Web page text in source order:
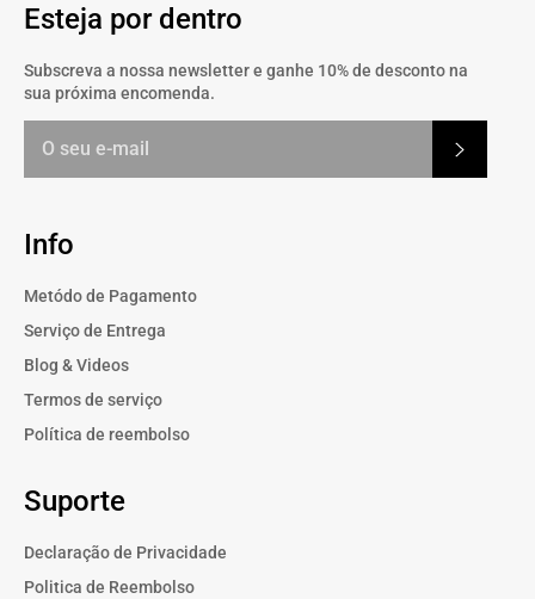
Esteja por dentro
Subscreva a nossa newsletter e ganhe 10% de desconto na
sua próxima encomenda.
Info
Metódo de Pagamento
Serviço de Entrega
Blog & Videos
Termos de serviço
Política de reembolso
Suporte
Declaração de Privacidade
Politica de Reembolso